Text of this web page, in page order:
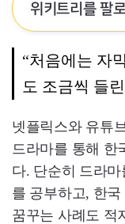
위키트리를 팔
“처음에는 자
도 조금씩 들
넷플릭스와 유튜
드라마를 통해 한
다. 단순히 드라
를 공부하고, 한
꿈꾸는 사례도 적